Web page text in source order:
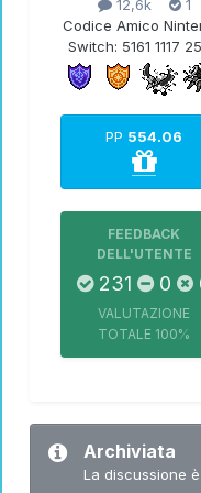
12,6k
1
Codice Amico
Switch: 5161 1117
PP 554.06
FEEDBACK
DELL'UTENTE
231 0
VALUTAZIONE
TOTALE 100%
Archiviata
La discussione